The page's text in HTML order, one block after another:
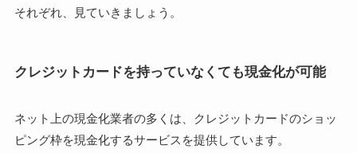
それぞれ、見ていきましょう。
クレジットカードを持っていなくても現金化が可能
ネット上の現金化業者の多くは、クレジットカードのショッ
ピング枠を現金化するサービスを提供しています。